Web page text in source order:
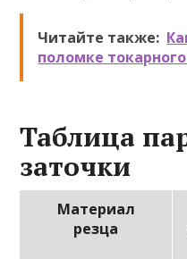
Читайте также:
поломке
Таблица
заточки
Материал
резца